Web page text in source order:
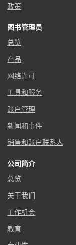
政策
图书管理员
总览
产品
网络许可
工具和服务
账户管理
新闻和事件
销售和账户联系人
公司简介
总览
关于我们
工作机会
教育